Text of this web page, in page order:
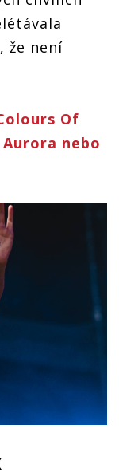
že není
Of
nebo